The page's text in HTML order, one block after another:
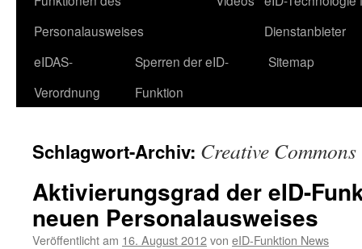
Personalausweises
Dienstanbieter
eIDAS-
Verordnung
Sperren der eID-
Funktion
Sitemap
Schlagwort-Archiv: Creative Commons
Aktivierungsgrad der eID-
neuen Personalausweises
Veröffentlicht am 16. August 2012von eID-Funktion News